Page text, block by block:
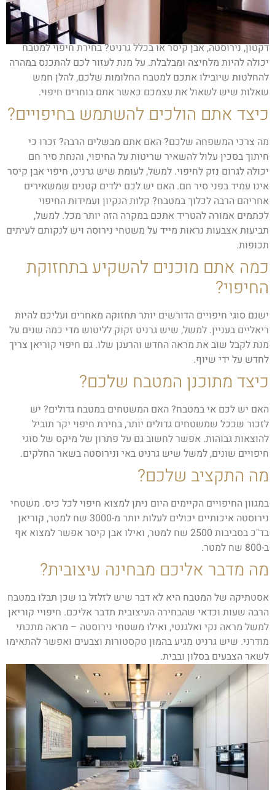
דקטון, נירוסטה, אבן קיסר או בכלל גרניט? בחירת חיפוי למטבח
יכולה להיות מלחיצה ומבלבלת. על מנת לעזור לכם להתכנס במהרה
להחלטות שיובילו אתכם למטבח החלומות שלכם, להלן חמש
שאלות שיש לשאול את עצמכם כאשר אתם בוחרים חיפוי.
כיצד אתם הולכים להשתמש בחיפויים?
מה צרכי המשפחה שלכם? האם אתם מבשלים הרבה? זכרו כי
חיתוך בסכין עלול להשאיר שריטות על החיפוי, והנחת סיר חם
יכולה לגרום נזק לחיפוי. למשל, לעומת שיש גרניט, חיפוי אבן קיסר
אינו עמיד בפני סיר חם. האם יש לכם ילדים קטנים שמשאירים
אחריהם הרבה לכלוך במטבח? קלות הנקיון ועמידות החיפוי
לכתמים אמורה להטריד אתכם במקרה הזה יותר מכל. למשל,
תביעות אצבעות נראות מייד על משטחי נירוסה ויש לנקותם לעיתים
תכופות.
כמה אתם מוכנים להשקיע בתחזוקת
החיפוי?
ישנם סוגי חיפויים הדורשים יותר תחזוקה מאחרים ועליכם להיות
ריאליים בעניין. למשל, שיש גרניט זקוק לליטוש מדי כמה שנים על
מנת לקבל שוב את מראה החדש והרענן שלו. גם חיפוי קוריאן צריך
לחדש על ידי שיוף.
כיצד מתוכנן המטבח שלכם?
האם יש לכם אי במטבח? האם המשטחים במטבח גדולים? יש
לזכור שככל שמשטחים גדולים יותר, בחירת חיפוי יקר תוביל
להוצאות גבוהות. אפשר לחשוב גם על פתרון של מיקס של סוגי
חיפויים שונים, למשל שיש גרניט באי ונירוסטה בשאר החלקים.
מה התקציב שלכם?
במגוון החיפויים הקיימים היום ניתן למצוא חיפוי לכל כיס. משטחי
נירוסטה איכותיים יכולים לעלות יותר מ-3000 שח למטר, קוריאן
בד"כ בסביבות 2500 שח למטר, ואילו אבן קיסר אפשר למצוא אף
ב-800 שח למטר.
מה מדבר אליכם מבחינה עיצובית?
אסטתיקה של המטבח היא לא דבר שיש לזלזל בו שכן תבלו במטבח
הרבה שעות וכדאי שהבחירה העיצובית תדבר אליכם. חיפויי קוריאן
למשל מראה נקי ואלגנטי, ואילו משטחי נירוסטה – מראה מתכתי
מודרני. שיש גרניט מגיע בהמון טקסטורות וצבעים ואפשר להתאימו
לשאר הצבעים בסלון ובבית.